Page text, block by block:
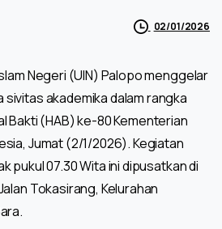
02/01/2026
Negeri (UIN) Palopo menggelar
akademika dalam rangka
Bakti (HAB) ke-80 Kementerian
Jumat (2/1/2026). Kegiatan
pukul 07.30 Wita ini dipusatkan di
Tokasirang, Kelurahan